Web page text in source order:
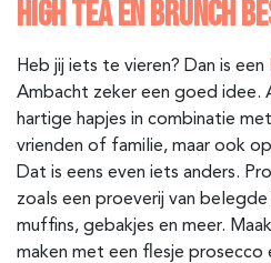
HIGH TEA EN BRUNCH
Heb jij iets te vieren? Dan is een
Ambacht zeker een goed idee.
hartige hapjes in combinatie
vrienden of familie, maar ook
Dat is eens even iets anders.
zoals een proeverij van
muffins, gebakjes en meer.
maken met een flesje prosecco